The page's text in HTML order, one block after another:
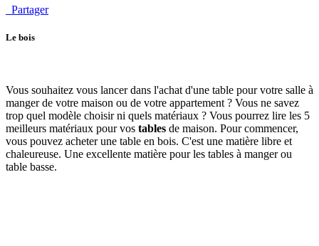
Partager
Le bois
Vous souhaitez vous lancer dans l'achat d'une table pour votre salle à
manger de votre maison ou de votre appartement ? Vous ne savez
trop quel modèle choisir ni quels matériaux ? Vous pourrez lire les 5
meilleurs matériaux pour vos tables de maison. Pour commencer,
vous pouvez acheter une table en bois. C'est une matière libre et
chaleureuse. Une excellente matière pour les tables à manger ou
table basse.